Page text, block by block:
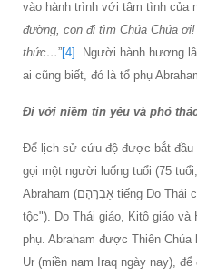
vào hành trình với tâm tình của
đường, con đi tìm Chúa Chúa
thức…”[4] . Người hành hương
ai cũng biết, đó là tổ phụ
Đi với niềm tin yêu và phó
Để lịch sử cứu độ được bắt đầu
gọi một người luống tuổi (75
Abraham (אַבְרָהָם tiếng Do Thái có nghĩa là "cha của nhiều dân
tộc"). Do Thái giáo, Kitô giáo và
phụ. Abraham được Thiên
Ur (miền nam Iraq ngày nay),